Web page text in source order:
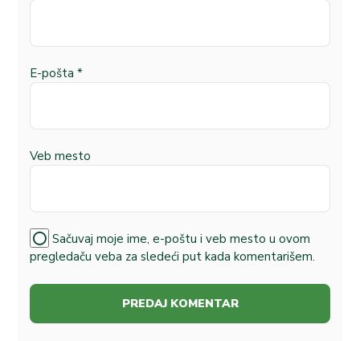
E-pošta *
Veb mesto
Sačuvaj moje ime, e-poštu i veb mesto u ovom
pregledaču veba za sledeći put kada komentarišem.